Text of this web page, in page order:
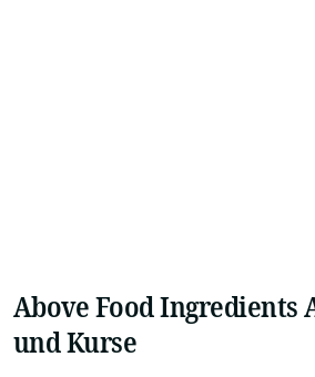
Above Food Ingredients
und Kurse